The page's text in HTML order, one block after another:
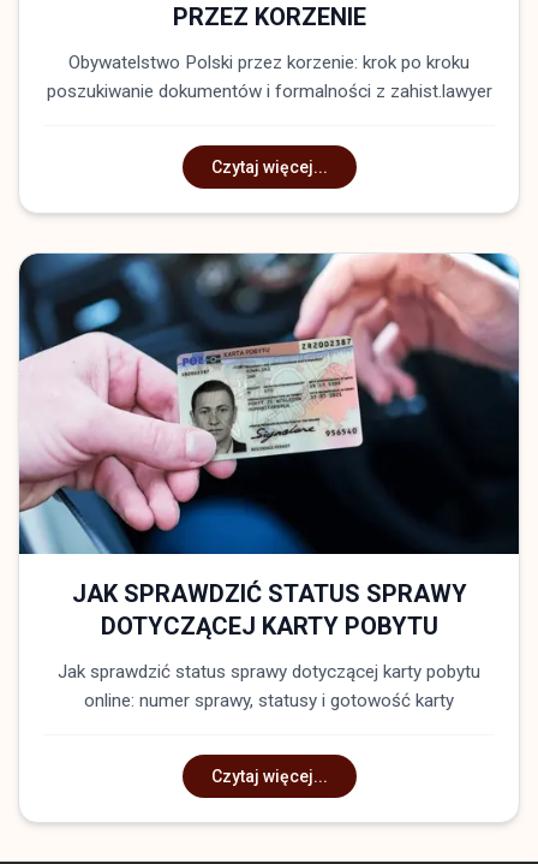
PRZEZ KORZENIE
Obywatelstwo Polski przez korzenie: krok po kroku
poszukiwanie dokumentów i formalności z zahist.lawyer
Czytaj więcej...
JAK SPRAWDZIĆ STATUS SPRAWY
DOTYCZĄCEJ KARTY POBYTU
Jak sprawdzić status sprawy dotyczącej karty pobytu
online: numer sprawy, statusy i gotowość karty
Czytaj więcej...